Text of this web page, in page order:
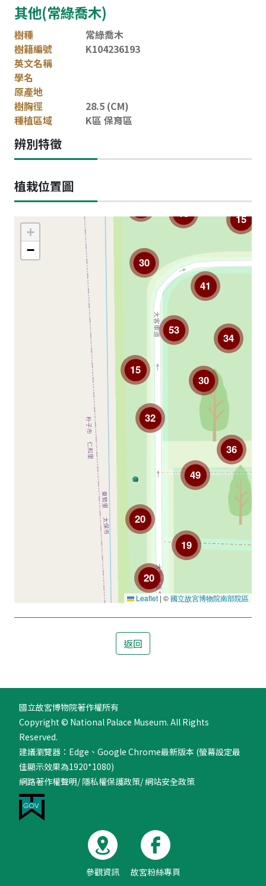
其他(常綠喬木)
樹種
常綠喬木
樹籍編號
K104236193
英文名稱
學名
原產地
樹胸徑
28.5 (CM)
種植區域
K區 保育區
辨別特徵
植栽位置圖
15
12 13
30
30
41
34
53
49
36
15
32
28
19
20
20
+
−
Leaflet | © 國立故宮博物院南部院區
返回
國立故宮博物院著作權所有
Copyright © National Palace Museum. All Rights
Reserved.
建議瀏覽器：Edge、Google Chrome最新版本 (螢幕設定最
佳顯示效果為1920*1080)
網路著作權聲明/隱私權保護政策/網站安全政策
參觀資訊 故宮粉絲專頁